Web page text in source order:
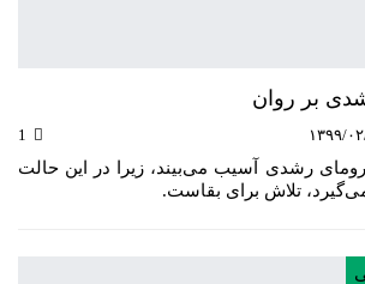
بر روان
۰۲/۱۵
رشدی آسیب می‌بیند، زیرا در این حالت
می‌گیرد، تلاش برای بقاست.